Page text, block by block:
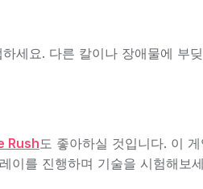
세요. 다른 칼이나 장애물에 부
Rush도 좋아하실 것입니다. 이
이를 진행하며 기술을 시험해보